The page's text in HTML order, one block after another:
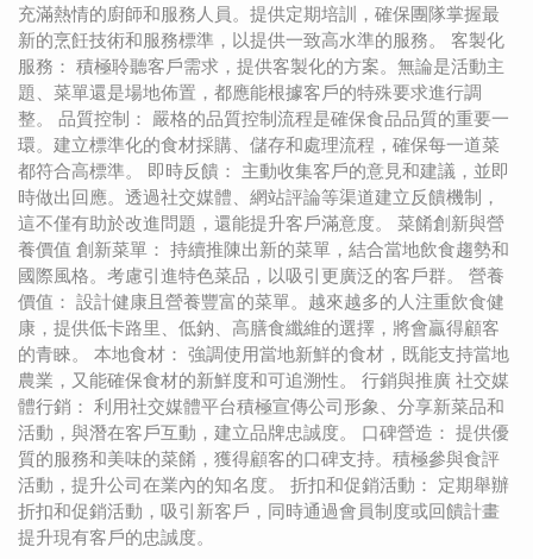
充滿熱情的廚師和服務人員。提供定期培訓，確保團隊掌握最
新的烹飪技術和服務標準，以提供一致高水準的服務。 客製化
服務： 積極聆聽客戶需求，提供客製化的方案。無論是活動主
題、菜單還是場地佈置，都應能根據客戶的特殊要求進行調
整。 品質控制： 嚴格的品質控制流程是確保食品品質的重要一
環。建立標準化的食材採購、儲存和處理流程，確保每一道菜
都符合高標準。 即時反饋： 主動收集客戶的意見和建議，並即
時做出回應。透過社交媒體、網站評論等渠道建立反饋機制，
這不僅有助於改進問題，還能提升客戶滿意度。 菜餚創新與營
養價值 創新菜單： 持續推陳出新的菜單，結合當地飲食趨勢和
國際風格。考慮引進特色菜品，以吸引更廣泛的客戶群。 營養
價值： 設計健康且營養豐富的菜單。越來越多的人注重飲食健
康，提供低卡路里、低鈉、高膳食纖維的選擇，將會贏得顧客
的青睞。 本地食材： 強調使用當地新鮮的食材，既能支持當地
農業，又能確保食材的新鮮度和可追溯性。 行銷與推廣 社交媒
體行銷： 利用社交媒體平台積極宣傳公司形象、分享新菜品和
活動，與潛在客戶互動，建立品牌忠誠度。 口碑營造： 提供優
質的服務和美味的菜餚，獲得顧客的口碑支持。積極參與食評
活動，提升公司在業內的知名度。 折扣和促銷活動： 定期舉辦
折扣和促銷活動，吸引新客戶，同時通過會員制度或回饋計畫
提升現有客戶的忠誠度。